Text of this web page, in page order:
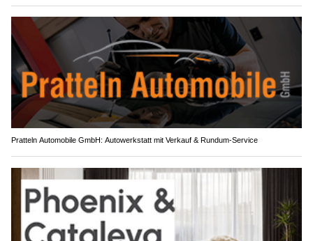
Pratteln Automobile GmbH: Autowerkstatt mit Verkauf & Rundum-Service